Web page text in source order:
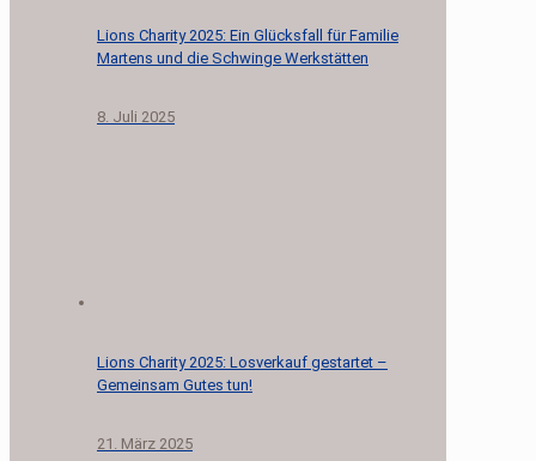
Lions Charity 2025: Ein Glücksfall für Familie
Martens und die Schwinge Werkstätten
8. Juli 2025
Lions Charity 2025: Losverkauf gestartet –
Gemeinsam Gutes tun!
21. März 2025